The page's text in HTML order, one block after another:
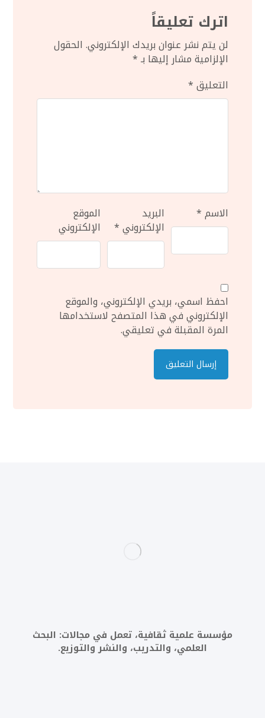
اترك تعليقاً
لن يتم نشر عنوان بريدك الإلكتروني. الحقول
الإلزامية مشار إليها بـ*
التعليق*
الاسم* البريد
الإلكتروني*
الموقع
الإلكتروني
احفظ اسمي، بريدي الإلكتروني، والموقع
الإلكتروني في هذا المتصفح لاستخدامها
المرة المقبلة في تعليقي.
مؤسسة علمية ثقافية، تعمل في مجالات: البحث
العلمي، والتدريب، والنشر والتوزيع.